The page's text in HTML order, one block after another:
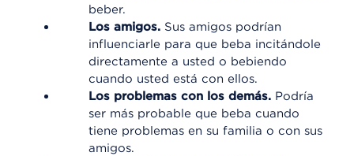
beber.
Los amigos. Sus amigos podrían
influenciarle para que beba incitándole
directamente a usted o bebiendo
cuando usted está con ellos.
Los problemas con los demás. Podría
ser más probable que beba cuando
tiene problemas en su familia o con sus
amigos.